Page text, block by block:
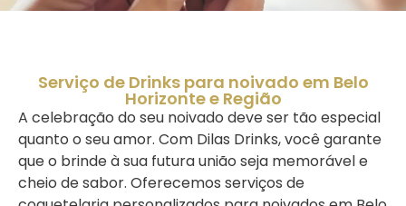
Serviço de Drinks para noivado em Belo
Horizonte e Região
A celebração do seu noivado deve ser tão especial
quanto o seu amor. Com Dilas Drinks, você garante
que o brinde à sua futura união seja memorável e
cheio de sabor. Oferecemos serviços de